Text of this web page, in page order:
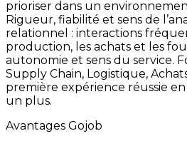
prioriser dans un
Rigueur, fiabilité et sens de
relationnel : interactions
production, les achats et les
autonomie et sens du service.
Supply Chain, Logistique,
première expérience réussie en
un plus.
Avantages Gojob